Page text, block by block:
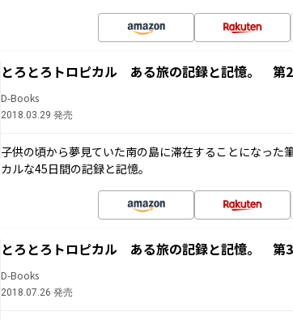
とろとろトロピカル ある旅の記録と記憶。 第
D-Books
2018.03.29 発売
子供の頃から夢見ていた南の島に滞在することになった
カルな45日間の記録と記憶。
とろとろトロピカル ある旅の記録と記憶。 第
D-Books
2018.07.26 発売